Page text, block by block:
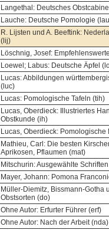
Langethal: Deutsches
Lauche: Deutsche Pomologie
R. Lijsten und A. Beeftink:
(lij)
Löschnig, Josef:
Loewel; Labus: Deutsche Äpfel
Lucas: Abbildungen
(luc)
Lucas: Pomologische Tafeln (tih)
Lucas, Oberdieck: Illustriertes
Obstkunde (ih)
Lucas, Oberdieck: Pomologische
Mathieu, Carl: Die besten
Aprikosen, Pflaumen (mat)
Mitschurin: Ausgewählte
Mayer, Johann: Pomona
Müller-Diemitz, Bissmann-Gotha
Obstsorten (do)
Ohne Autor: Erfurter Führer (erf)
Ohne Autor: Nach der Arbeit (nda)